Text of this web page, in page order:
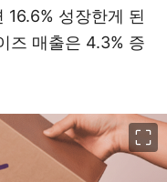
16.6% 성장한게 된
즈 매출은 4.3% 증